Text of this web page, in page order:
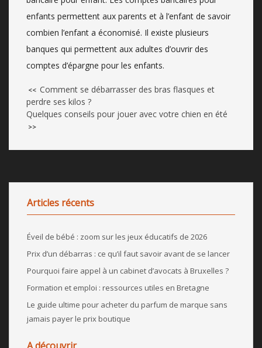
enfants permettent aux parents et à l’enfant de savoir
combien l’enfant a économisé. Il existe plusieurs
banques qui permettent aux adultes d’ouvrir des
comptes d’épargne pour les enfants.
<< Comment se débarrasser des bras flasques et
perdre ses kilos ?
Quelques conseils pour jouer avec votre chien en été
>>
Articles récents
Éveil de bébé : zoom sur les jeux éducatifs de 2026
Prix d’un débarras : ce qu’il faut savoir avant de se lancer
Pourquoi faire appel à un cabinet d’avocats à Bruxelles ?
Formation et emploi : ressources utiles en Bretagne
Le guide ultime pour acheter du parfum de marque sans
jamais payer le prix boutique